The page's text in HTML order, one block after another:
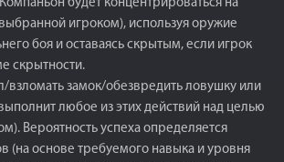
будет концентрироваться на
игроком), используя оружие
боя и оставаясь скрытым, если игрок
скрытности.
взломать замок/обезвредить ловушку или
любое из этих действий над целью
Вероятность успеха определяется
(на основе требуемого навыка и уровня